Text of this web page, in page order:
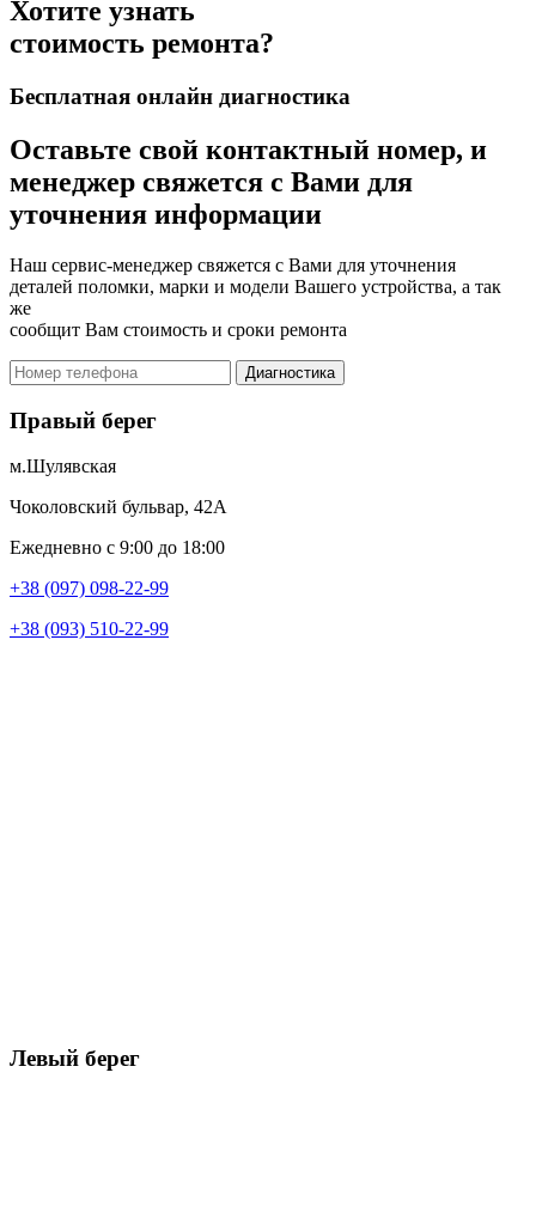
Хотите узнать
стоимость ремонта?
Бесплатная онлайн диагностика
Оставьте свой контактный номер, и
менеджер свяжется с Вами для
уточнения информации
Наш сервис-менеджер свяжется с Вами для уточнения
деталей поломки, марки и модели Вашего устройства, а так
же
сообщит Вам стоимость и сроки ремонта
Диагностика
Правый берег
м.Шулявская
Чоколовский бульвар, 42А
Ежедневно с 9:00 до 18:00
+38 (097) 098-22-99
+38 (093) 510-22-99
Левый берег